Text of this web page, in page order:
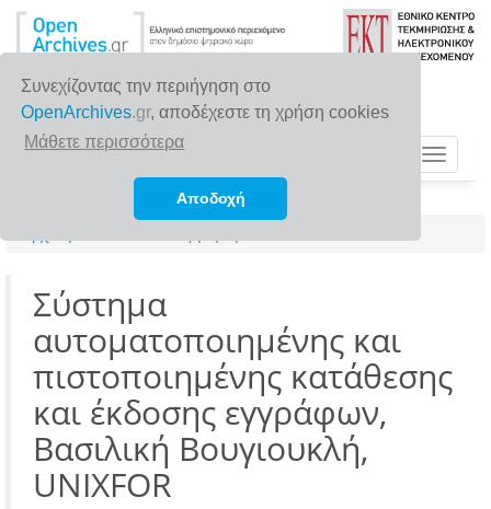
Συνεχίζοντας την περιήγηση στο
OpenArchives.gr, αποδέχεστε τη χρήση cookies
Μάθετε περισσότερα
Αποδοχή
Toggle
Σύστημα
αυτοματοποιημένης και
πιστοποιημένης κατάθεσης
και έκδοσης εγγράφων,
Βασιλική Βουγιουκλή,
UNIXFOR